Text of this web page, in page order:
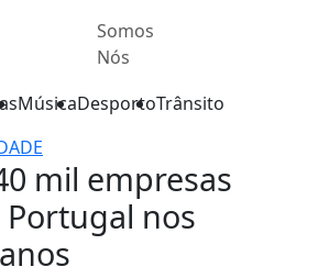
Somos
Nós
MúsicaDesportoTrânsito
mil empresas
nos